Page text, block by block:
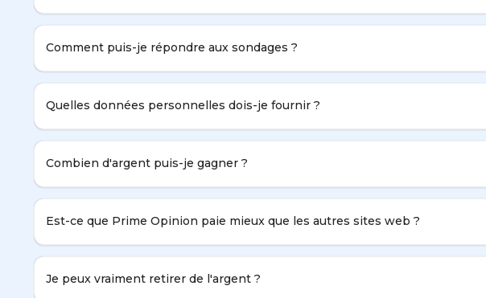
Comment puis-je répondre aux sondages ?
Quelles données personnelles dois-je fournir ?
Combien d'argent puis-je gagner ?
Est-ce que Prime Opinion paie mieux que les autres sites web ?
Je peux vraiment retirer de l'argent ?